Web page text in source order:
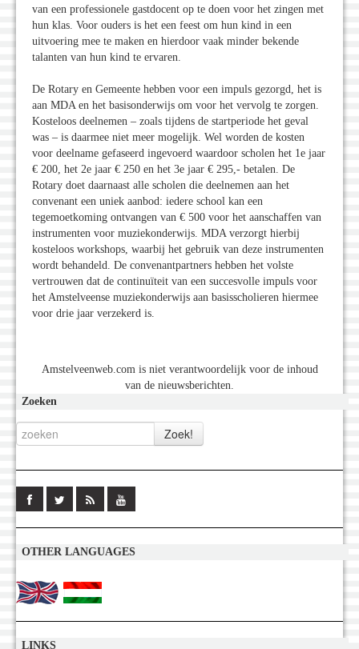
van een professionele gastdocent op te doen voor het zingen met
hun klas. Voor ouders is het een feest om hun kind in een
uitvoering mee te maken en hierdoor vaak minder bekende
talanten van hun kind te ervaren.
De Rotary en Gemeente hebben voor een impuls gezorgd, het is
aan MDA en het basisonderwijs om voor het vervolg te zorgen.
Kosteloos deelnemen – zoals tijdens de startperiode het geval
was – is daarmee niet meer mogelijk. Wel worden de kosten
voor deelname gefaseerd ingevoerd waardoor scholen het 1e jaar
€ 200, het 2e jaar € 250 en het 3e jaar € 295,- betalen. De
Rotary doet daarnaast alle scholen die deelnemen aan het
convenant een uniek aanbod: iedere school kan een
tegemoetkoming ontvangen van € 500 voor het aanschaffen van
instrumenten voor muziekonderwijs. MDA verzorgt hierbij
kosteloos workshops, waarbij het gebruik van deze instrumenten
wordt behandeld. De convenantpartners hebben het volste
vertrouwen dat de continuïteit van een succesvolle impuls voor
het Amstelveense muziekonderwijs aan basisscholieren hiermee
voor drie jaar verzekerd is.
Amstelveenweb.com is niet verantwoordelijk voor de inhoud
van de nieuwsberichten.
Zoeken
OTHER LANGUAGES
LINKS